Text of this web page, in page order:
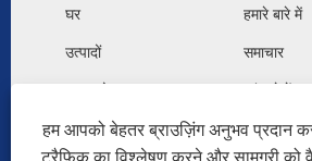
घर
हमारे बारे में
उत्पादों
समाचार
डाउनलोड करना
जांच भेजें
हमसे संपर्क करें
हम आपको बेहतर ब्राउज़िंग अनुभव प्रदान